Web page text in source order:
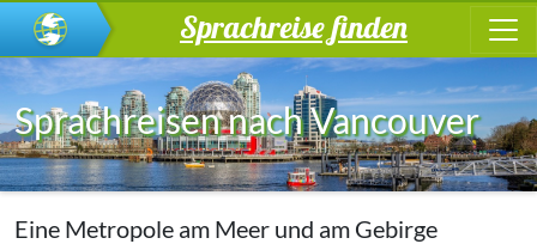
Sprachreise finden
Sprachreisen nach Vancouver
Eine Metropole am Meer und am Gebirge